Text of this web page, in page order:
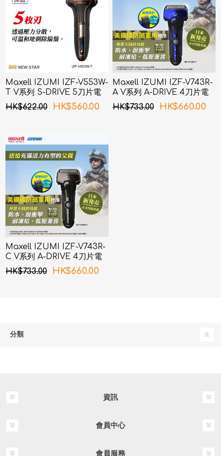
Maxell IZUMI IZF-V553W-
T V系列 S-DRIVE 5刀片電
鬚刨 (啡色)
HK$622.00 HK$560.00
Maxell IZUMI IZF-V743R-
A V系列 A-DRIVE 4刀片電
鬚刨 (深海藍色)
HK$733.00 HK$660.00
Maxell IZUMI IZF-V743R-
C V系列 A-DRIVE 4刀片電
鬚刨 (銅色)
HK$733.00 HK$660.00
分類
資訊
會員中心
會員服務